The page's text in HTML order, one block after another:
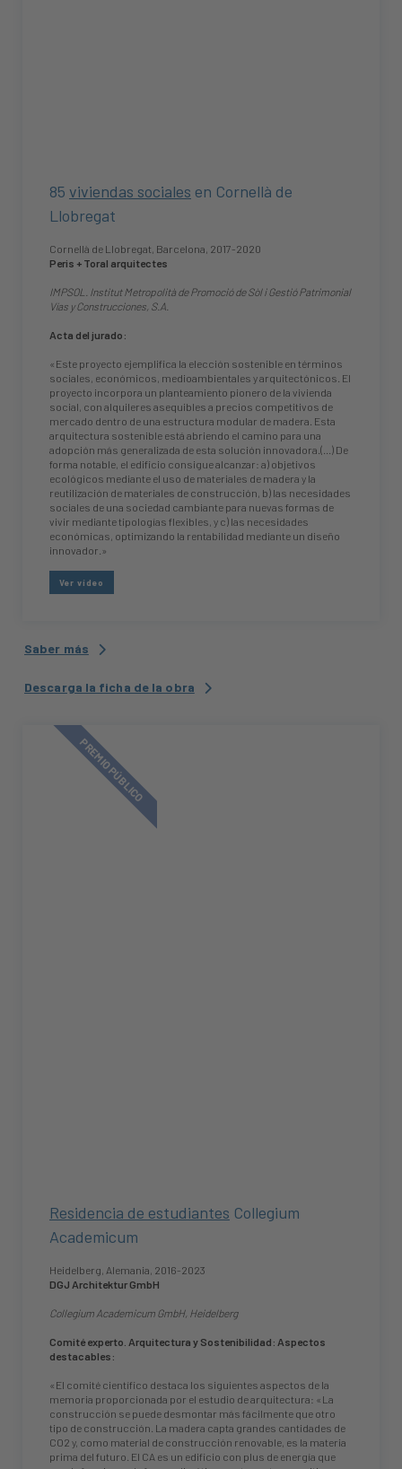
85 viviendas sociales en Cornellà de
Llobregat
Cornellà de Llobregat, Barcelona, 2017-2020
Peris + Toral arquitectes
IMPSOL. Institut Metropolità de Promoció de Sòl i Gestió Patrimonial
Vías y Construcciones, S.A.
Acta del jurado:
«Este proyecto ejemplifica la elección sostenible en términos
sociales, económicos, medioambientales y arquitectónicos. El
proyecto incorpora un planteamiento pionero de la vivienda
social, con alquileres asequibles a precios competitivos de
mercado dentro de una estructura modular de madera. Esta
arquitectura sostenible está abriendo el camino para una
adopción más generalizada de esta solución innovadora.(...) De
forma notable, el edificio consigue alcanzar: a) objetivos
ecológicos mediante el uso de materiales de madera y la
reutilización de materiales de construcción, b) las necesidades
sociales de una sociedad cambiante para nuevas formas de
vivir mediante tipologías flexibles, y c) las necesidades
económicas, optimizando la rentabilidad mediante un diseño
innovador.»
Ver vídeo
Saber más
Descarga la ficha de la obra
Residencia de estudiantes Collegium
Academicum
Heidelberg, Alemania, 2016-2023
DGJ Architektur GmbH
Collegium Academicum GmbH, Heidelberg
Comité experto. Arquitectura y Sostenibilidad: Aspectos
destacables:
«El comité científico destaca los siguientes aspectos de la
memoria proporcionada por el estudio de arquitectura: «La
construcción se puede desmontar más fácilmente que otro
tipo de construcción. La madera capta grandes cantidades de
CO2 y, como material de construcción renovable, es la materia
prima del futuro. El CA es un edificio con plus de energía que
PREMIO PÚBLICO